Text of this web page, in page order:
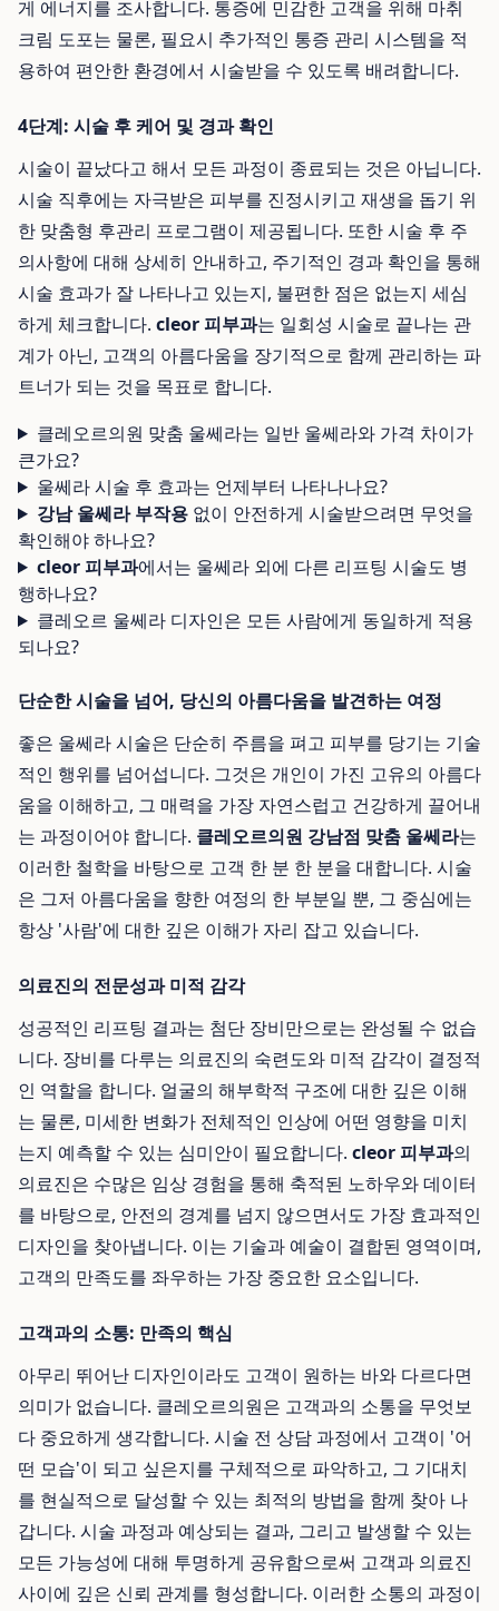
게 에너지를 조사합니다. 통증에 민감한 고객을 위해 마취
크림 도포는 물론, 필요시 추가적인 통증 관리 시스템을 적
용하여 편안한 환경에서 시술받을 수 있도록 배려합니다.
4단계: 시술 후 케어 및 경과 확인
시술이 끝났다고 해서 모든 과정이 종료되는 것은 아닙니다.
시술 직후에는 자극받은 피부를 진정시키고 재생을 돕기 위
한 맞춤형 후관리 프로그램이 제공됩니다. 또한 시술 후 주
의사항에 대해 상세히 안내하고, 주기적인 경과 확인을 통해
시술 효과가 잘 나타나고 있는지, 불편한 점은 없는지 세심
하게 체크합니다. cleor 피부과는 일회성 시술로 끝나는 관
계가 아닌, 고객의 아름다움을 장기적으로 함께 관리하는 파
트너가 되는 것을 목표로 합니다.
클레오르의원 맞춤 울쎄라는 일반 울쎄라와 가격 차이가
큰가요?
울쎄라 시술 후 효과는 언제부터 나타나나요?
강남 울쎄라 부작용없이 안전하게 시술받으려면 무엇을
확인해야 하나요?
cleor 피부과에서는 울쎄라 외에 다른 리프팅 시술도 병
행하나요?
클레오르 울쎄라 디자인은 모든 사람에게 동일하게 적용
되나요?
단순한 시술을 넘어, 당신의 아름다움을 발견하는 여정
좋은 울쎄라 시술은 단순히 주름을 펴고 피부를 당기는 기술
적인 행위를 넘어섭니다. 그것은 개인이 가진 고유의 아름다
움을 이해하고, 그 매력을 가장 자연스럽고 건강하게 끌어내
는 과정이어야 합니다. 클레오르의원 강남점 맞춤 울쎄라는
이러한 철학을 바탕으로 고객 한 분 한 분을 대합니다. 시술
은 그저 아름다움을 향한 여정의 한 부분일 뿐, 그 중심에는
항상 '사람'에 대한 깊은 이해가 자리 잡고 있습니다.
의료진의 전문성과 미적 감각
성공적인 리프팅 결과는 첨단 장비만으로는 완성될 수 없습
니다. 장비를 다루는 의료진의 숙련도와 미적 감각이 결정적
인 역할을 합니다. 얼굴의 해부학적 구조에 대한 깊은 이해
는 물론, 미세한 변화가 전체적인 인상에 어떤 영향을 미치
는지 예측할 수 있는 심미안이 필요합니다. cleor 피부과의
의료진은 수많은 임상 경험을 통해 축적된 노하우와 데이터
를 바탕으로, 안전의 경계를 넘지 않으면서도 가장 효과적인
디자인을 찾아냅니다. 이는 기술과 예술이 결합된 영역이며,
고객의 만족도를 좌우하는 가장 중요한 요소입니다.
고객과의 소통: 만족의 핵심
아무리 뛰어난 디자인이라도 고객이 원하는 바와 다르다면
의미가 없습니다. 클레오르의원은 고객과의 소통을 무엇보
다 중요하게 생각합니다. 시술 전 상담 과정에서 고객이 '어
떤 모습'이 되고 싶은지를 구체적으로 파악하고, 그 기대치
를 현실적으로 달성할 수 있는 최적의 방법을 함께 찾아 나
갑니다. 시술 과정과 예상되는 결과, 그리고 발생할 수 있는
모든 가능성에 대해 투명하게 공유함으로써 고객과 의료진
사이에 깊은 신뢰 관계를 형성합니다. 이러한 소통의 과정이